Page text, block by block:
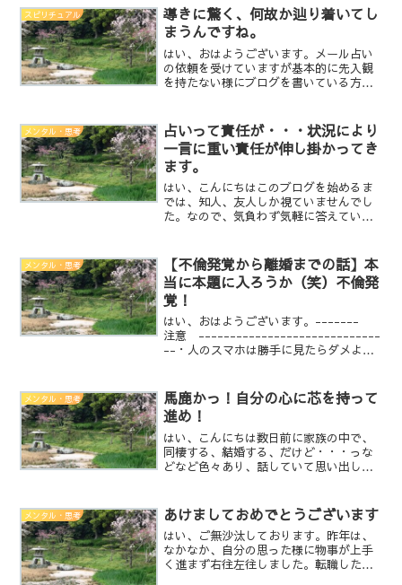
当たるも八卦当たらぬも八卦○占いの料
金は完全無料です。○亀...
スピリチュアル
導きに驚く、何故か辿り着いてし
まうんですね。
はい、おはようございます。メール占い
の依頼を受けていますが基本的に先入観
を持たない様にブログを書いている方で
り、ここがブログなのでブログの方が多
いです）あえて見ない、視...
メンタル・思考
占いって責任が・・・状況により
一言に重い責任が伸し掛かってき
ます。
はい、こんにちはこのブログを始めるま
では、知人、友人しか視ていませんでし
た。なので、気負わず気軽に答えていた
人生まで左右しかねないんです。信じる
か信じないかは本人しだい...
メンタル・思考
【不倫発覚から離婚までの話】本
当に本題に入ろうか（笑）不倫発
覚！
はい、おはようございます。-------
注意 -----------------------------
--・人のスマホは勝手に見たらダメよ
クションとして読んで下...
メンタル・思考
馬鹿かっ！自分の心に芯を持って
進め！
はい、こんにちは数日前に家族の中で、
同棲する、結婚する、だけど・・・っな
どなど色々あり、話していて思い出した
は無いです。様々な人の様々なタイミン
グでの話です。「離婚した...
メンタル・思考 あけましておめでとうございます
はい、ご無沙汰しております。昨年は、
なかなか、自分の思った様に物事が上手
く進まず右往左往しました。転職した先